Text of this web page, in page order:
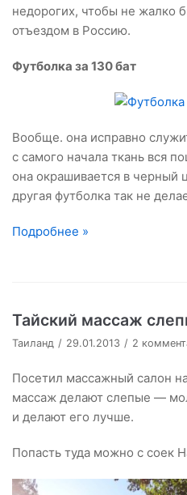
недорогих, чтобы не жалко
отъездом в Россию.
Футболка за 130 бат
Вообще. она исправно
с самого начала ткань вся
она окрашивается в черный
другая футболка так не
Подробнее »
Тайский массаж
Таиланд 29.01.2013 2
Посетил массажный салон
массаж делают слепые —
и делают его лучше.
Попасть туда можно с соек